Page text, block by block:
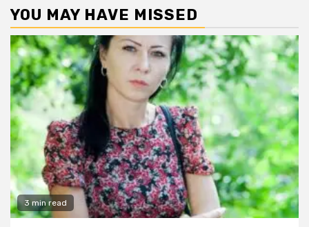
YOU MAY HAVE MISSED
3 min read